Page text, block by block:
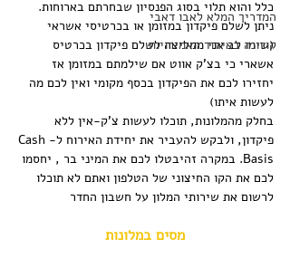
המדריך המלא לאבו דאבי
קורונה באיחוד האמירויות
כלל והוא תלוי בסוג הפנסיון שבחרתם בארוחות.
ניתן לשלם פיקדון במזומן או בכרטיסי אשראי
(שימו לב אני ממליצה לשלם פיקדון בכרטיס
אשארי כי בצ'ק אווט אם שילמתם במזומן אז
יחזירו לכם את הפיקדון בכסף מקומי ואין לכם מה
לעשות איתו)
בחלק מהמלונות, תוכלו לעשות צ'ק-אין ללא
פיקדון, ולבקש להעביר את יחידת האירוח ל-Cash
Basis. במקרה זהיבטלו לכם את המיני בר , יחסמו
לכם את הקו החיצוני של הטלפון ואתם לא תוכלו
לרשום את שירותי המלון על חשבון החדר
מסים במלונות